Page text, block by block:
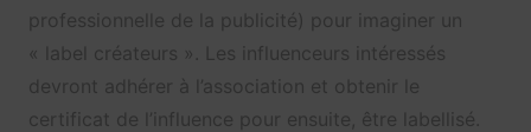
professionnelle de la publicité) pour imaginer un
« label créateurs ». Les influenceurs intéressés
devront adhérer à l’association et obtenir le
certificat de l’influence pour ensuite, être labellisé.